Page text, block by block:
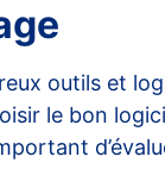
outils et
le bon